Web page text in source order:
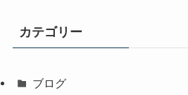
カテゴリー
ブログ